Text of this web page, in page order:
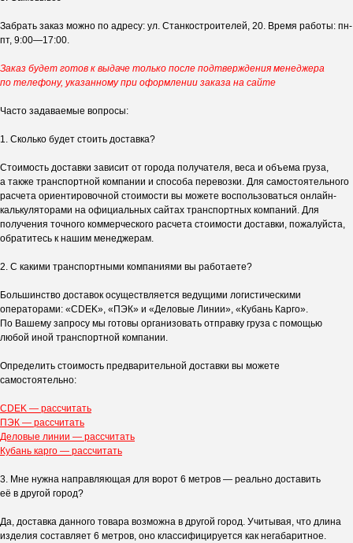
Забрать заказ можно по адресу: ул. Станкостроителей, 20. Время работы: пн-
пт, 9:00—17:00.
Заказ будет готов к выдаче только после подтверждения менеджера
по телефону, указанному при оформлении заказа на сайте
Часто задаваемые вопросы:
1. Сколько будет стоить доставка?
Стоимость доставки зависит от города получателя, веса и объема груза,
а также транспортной компании и способа перевозки. Для самостоятельного
расчета ориентировочной стоимости вы можете воспользоваться онлайн-
калькуляторами на официальных сайтах транспортных компаний. Для
получения точного коммерческого расчета стоимости доставки, пожалуйста,
обратитесь к нашим менеджерам.
2. С какими транспортными компаниями вы работаете?
Большинство доставок осуществляется ведущими логистическими
операторами: «CDEK», «ПЭК» и «Деловые Линии», «Кубань Карго».
По Вашему запросу мы готовы организовать отправку груза с помощью
любой иной транспортной компании.
Определить стоимость предварительной доставки вы можете
самостоятельно:
CDEK — рассчитать
ПЭК — рассчитать
Деловые линии — рассчитать
Кубань карго — рассчитать
3. Мне нужна направляющая для ворот 6 метров — реально доставить
её в другой город?
Да, доставка данного товара возможна в другой город. Учитывая, что длина
изделия составляет 6 метров, оно классифицируется как негабаритное.